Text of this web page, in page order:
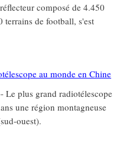
composé de 4.450
de football, s'est
au monde en Chine
plus grand radiotélescope
une région montagneuse
ouest).